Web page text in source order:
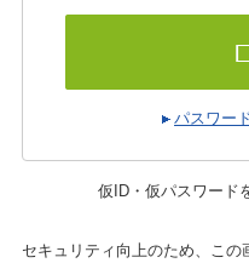
パスワー
仮ID・仮パスワード
セキュリティ向上のため、この